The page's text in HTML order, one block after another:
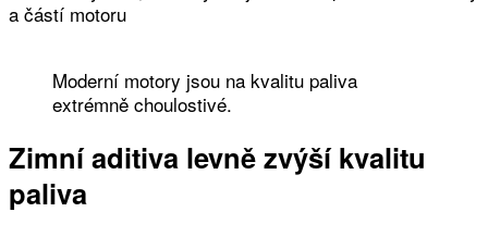
a částí motoru
Moderní motory jsou na kvalitu paliva
extrémně choulostivé.
Zimní aditiva levně zvýší kvalitu
paliva